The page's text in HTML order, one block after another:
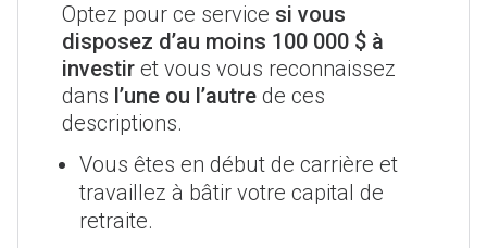
Optez pour ce service si vous
disposez d’au moins 100 000 $ à
investir et vous vous reconnaissez
dans l’une ou l’autre de ces
descriptions.
Vous êtes en début de carrière et
travaillez à bâtir votre capital de
retraite.